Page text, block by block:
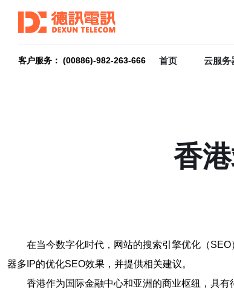
客户服务： (00886)-982-263-666 首页 云服务
香
在当今数字化时代，网站的搜索引擎优化（
器多IP的优化SEO效果，并提供相关建议。
香港作为国际金融中心和亚洲的商业枢纽，具